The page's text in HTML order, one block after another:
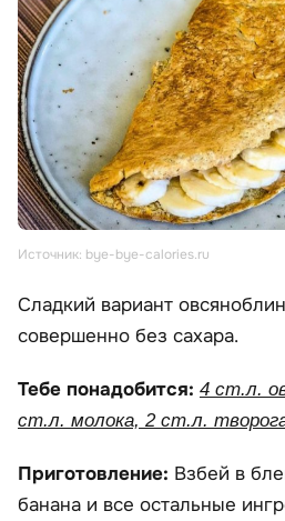
Источник: bye-bye-calories.ru
Сладкий вариант
совершенно без сахара.
Тебе понадобится: 4 ст.л.
ст.л. молока, 2 ст.л.
Приготовление: Взбей в
банана и все остальные